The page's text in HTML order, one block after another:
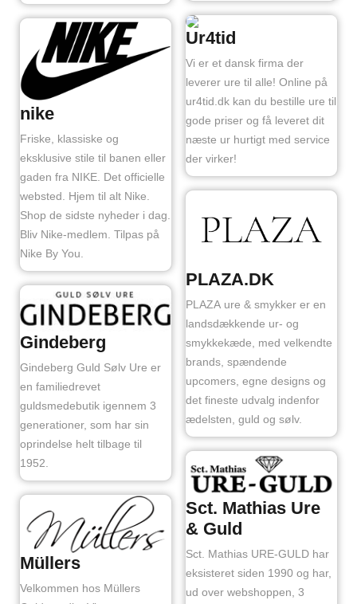
nike
Friske, klassiske og
eksklusive stile til banen eller
gaden fra NIKE. Det officielle
websted. Hjem til alt Nike.
Shop de sidste nyheder i dag.
Bliv Nike-medlem. Tilpas på
Nike By You.
Gindeberg
Gindeberg Guld Sølv Ure er
en familiedrevet
guldsmedebutik igennem 3
generationer, som har sin
oprindelse helt tilbage til
1952.
Müllers
Velkommen hos Müllers
Ur4tid
Vi er et dansk firma der
leverer ure til alle! Online på
ur4tid.dk kan du bestille ure til
gode priser og få leveret dit
næste ur hurtigt med service
der virker!
PLAZA.DK
PLAZA ure & smykker er en
landsdækkende ur- og
smykkekæde, med velkendte
brands, spændende
upcomers, egne designs og
det fineste udvalg indenfor
ædelsten, guld og sølv.
Sct. Mathias Ure
& Guld
Sct. Mathias URE-GULD har
eksisteret siden 1990 og har,
ud over webshoppen, 3